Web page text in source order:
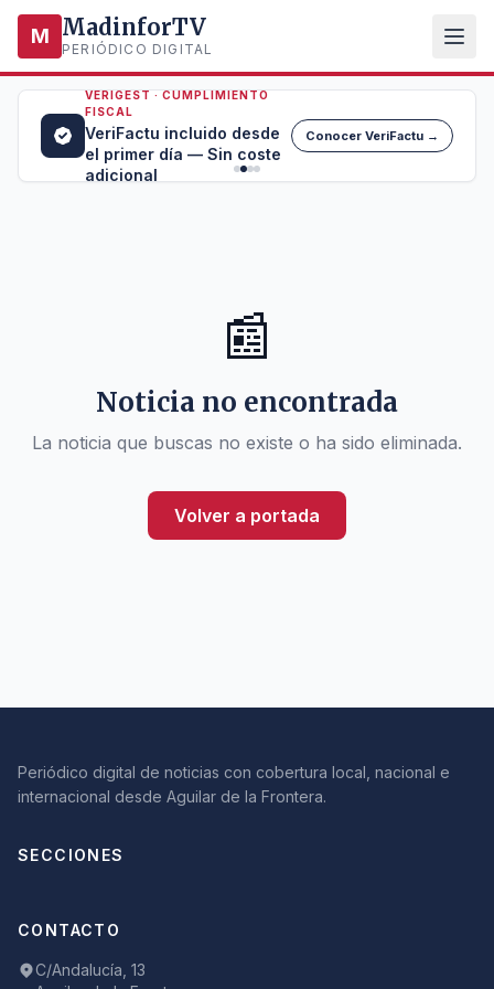
M MadinforTV
PERIÓDICO DIGITAL
VERIGEST · CUMPLIMIENTO
FISCAL
VeriFactu incluido desde
el primer día — Sin coste
adicional
Conocer VeriFactu →
📰
Noticia no encontrada
La noticia que buscas no existe o ha sido eliminada.
Volver a portada
Periódico digital de noticias con cobertura local, nacional e
internacional desde Aguilar de la Frontera.
SECCIONES
CONTACTO
C/Andalucía, 13